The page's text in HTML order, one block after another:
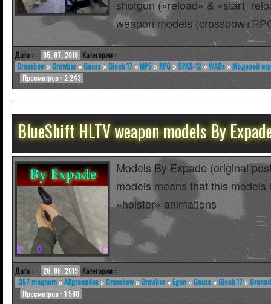
shotgun («reload» &
weapon models
Дата : 05, 07, 2019 Категории :
Crossbow »Crowbar»Gauss »Glock 17 »MP5 »RPG »SPAS-12 »WADs »Моделей
Просмотров : 2 243
BlueShift HLTV weapon models By
Models By Expade (original
models means that this
«holster» animations
Дата : 26, 06, 2019 Категории :
.357 magnum »ARgranades »Crossbow »Crowbar»Egon »Gauss »Glock 17 »
Просмотров : 1 560